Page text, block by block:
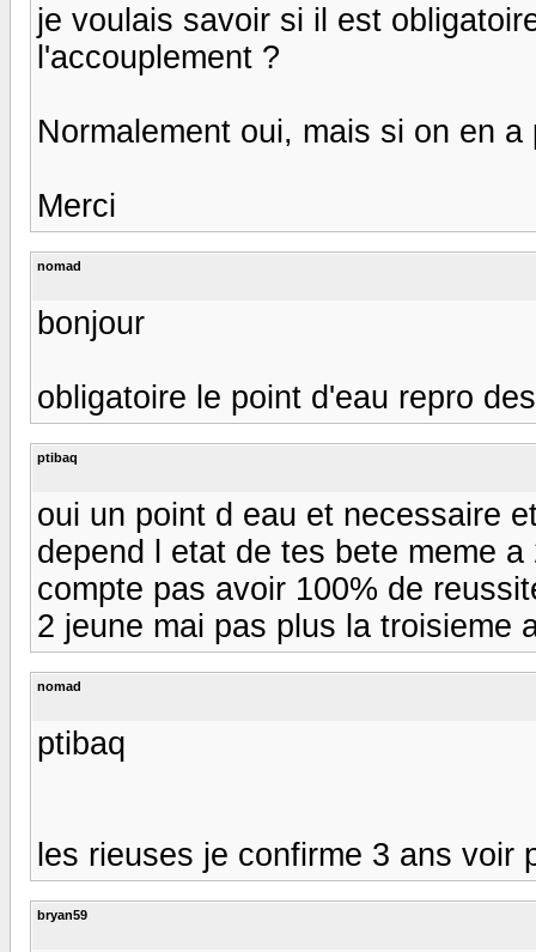
je voulais savoir si il est
l'accouplement ?
Normalement oui, mais si on en
Merci
nomad
bonjour
obligatoire le point d'eau repro
ptibaq
oui un point d eau et necessaire
depend l etat de tes bete meme
compte pas avoir 100% de
2 jeune mai pas plus la troisieme
nomad
ptibaq
les rieuses je confirme 3 ans voir
bryan59